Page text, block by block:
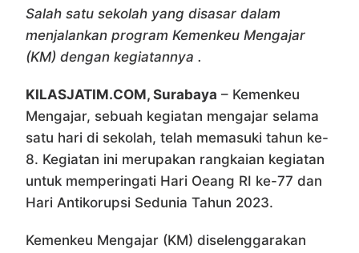
Salah satu sekolah yang disasar dalam
menjalankan program Kemenkeu Mengajar
(KM) dengan kegiatannya .
KILASJATIM.COM, Surabaya – Kemenkeu
Mengajar, sebuah kegiatan mengajar selama
satu hari di sekolah, telah memasuki tahun ke-
8. Kegiatan ini merupakan rangkaian kegiatan
untuk memperingati Hari Oeang RI ke-77 dan
Hari Antikorupsi Sedunia Tahun 2023.
Kemenkeu Mengajar (KM) diselenggarakan